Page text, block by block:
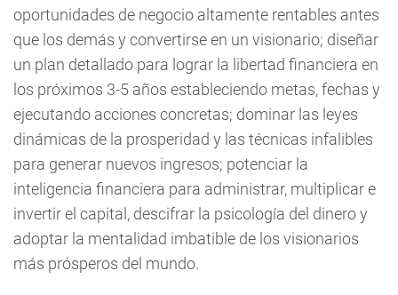
oportunidades de negocio altamente rentables antes
que los demás y convertirse en un visionario; diseñar
un plan detallado para lograr la libertad financiera en
los próximos 3-5 años estableciendo metas, fechas y
ejecutando acciones concretas; dominar las leyes
dinámicas de la prosperidad y las técnicas infalibles
para generar nuevos ingresos; potenciar la
inteligencia financiera para administrar, multiplicar e
invertir el capital, descifrar la psicología del dinero y
adoptar la mentalidad imbatible de los visionarios
más prósperos del mundo.